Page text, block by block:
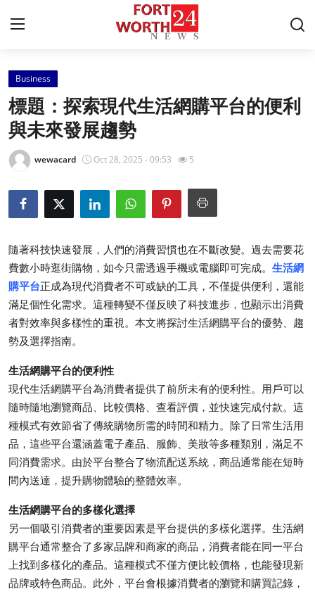
Home
Press Release
Contact
Privacy Policy
News Network
Submit Press Release
Health
Guest Posting
Crypto
Advertise with US
Business
Finance
Tech
Real Estate
Business
標題：探索現代生活網購平台的便利
與未來發展趨勢
wewacard Oct 28, 2025 - 09:53 5
隨著科技快速發展，人們的消費習慣也在不斷改變。過去需要花
費數小時逛街購物，如今只需透過手機或電腦即可完成。 生活網
購平台正成為現代消費者不可或缺的工具，不僅提供便利，還能
滿足個性化需求。這種轉變不僅反映了科技進步，也顯示出消費
者對效率與多樣性的重視。本文將探討生活網購平台的優勢、趨
勢及選擇指南。
生活網購平台的便利性
現代生活網購平台為消費者提供了前所未有的便利性。用戶可以
隨時隨地瀏覽商品、比較價格、查看評價，並快速完成付款。這
種模式有效節省了傳統購物所需的時間和精力。除了日常生活用
品，這些平台還涵蓋電子產品、服飾、美妝等多種類別，滿足不
同消費需求。由於平台整合了物流配送系統，商品通常能在短時
間內送達，提升購物體驗的整體效率。
生活網購平台的多樣化選擇
另一個吸引消費者的重要因素是平台提供的多樣化選擇。生活網
購平台通常整合了多家品牌和商家的商品，消費者能在同一平台
上找到多樣化的產品。這種模式不僅方便比較價格，也能發現新
品牌或特色商品。此外，平台會根據消費者的瀏覽和購買記錄，